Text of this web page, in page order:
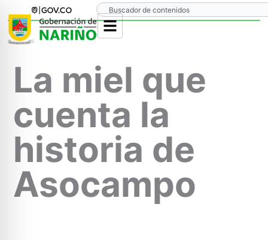
contenido
Search
La miel que
cuenta la
historia de
Asocampo